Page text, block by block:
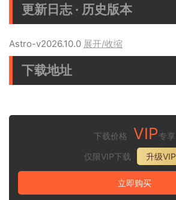
更新日志 · 历史版本
Astro-v2026.10.0 展开/收缩
下载地址
下载价格 VIP专享
仅限VIP下载
升级VIP
立即购买